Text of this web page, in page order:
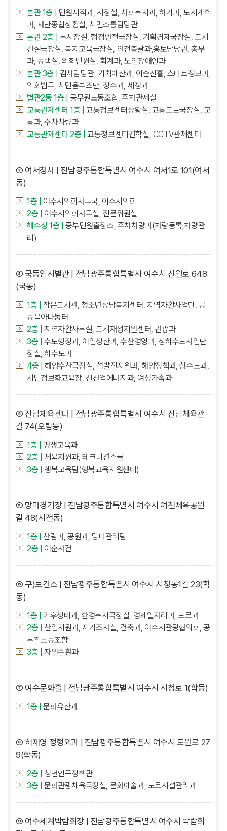
본관 1층 |
민원지적과, 시장실, 사회복지과, 허가과, 도시계획
과, 재난종합상황실, 시민소통담당관
본관 2층 |
부시장실, 행정안전국장실, 기획경제국장실, 도시
건설국장실, 복지교육국장실, 안전총괄과,홍보담당관, 총무
과, 동백실, 의회민원실, 회계과, 노인장애인과
본관 3층 |
감사담당관, 기획예산과, 이순신홀, 스마트정보과,
의회법무, 시민옴부즈만, 징수과, 세정과
별관2동 1층 |
공무원노동조합, 주차관제실
교통관제센터 1층 |
교통정보센터상황실, 교통도로국장실, 교
통과, 주차차량과
교통관제센터 2층 |
교통정보센터견학실, CCTV관제센터
② 여서청사 | 전남광주통합특별시 여수시 여서1로 101(여서
동)
1층 |
여수시의회사무국, 여수시의회
2층 |
여수시의회사무실, 전문위원실
해수청 1층 |
중부민원출장소, 주차차량과(차량등록,차량관
리)
③ 국동임시별관 | 전남광주통합특별시 여수시 신월로 648
(국동)
1층 |
작은도서관, 청소년상담복지센터, 지역자활사업단, 공
동육아나눔터
2층 |
지역자활사무실, 도시재생지원센터, 관광과
3층 |
수도행정과, 어업생산과, 수산경영과, 상하수도사업단
장실, 하수도과
4층 |
해양수산국장실, 섬발전지원과, 해양정책과, 상수도과,
시민정보화교육장, 신산업에너지과, 여성가족과
④ 진남체육센터 | 전남광주통합특별시 여수시 진남체육관
길 74(오림동)
1층 |
평생교육과
2층 |
체육지원과, 테크니션스쿨
3층 |
행복교육팀(행복교육지원센터)
⑤ 망마경기장 | 전남광주통합특별시 여수시 여천체육공원
길 48(시전동)
1층 |
산림과, 공원과, 망마관리팀
2층 |
여순사건
⑥ 구)보건소 | 전남광주통합특별시 여수시 시청동1길 23(학
동)
1층 |
기후생태과, 환경녹지국장실, 경제일자리과, 도로과
2층 |
산업지원과, 지가조사실, 건축과, 여수시관광협의회, 공
무직노동조합
3층 |
자원순환과
⑦ 여수문화홀 | 전남광주통합특별시 여수시 시청로 1(학동)
1층 | 문화유산과
⑧ 허재영 정형외과 | 전남광주통합특별시 여수시 도원로 27
9(학동)
2층 |
청년인구정책관
3층 |
문화관광체육국장실, 문화예술과, 도로시설관리과
⑨ 여수세계박람회장 | 전남광주통합특별시 여수시 박람회